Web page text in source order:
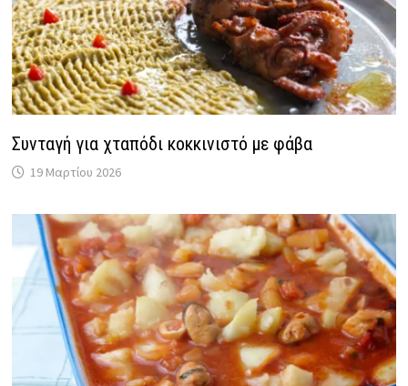
Συνταγή για χταπόδι κοκκινιστό με φάβα
19 Μαρτίου 2026